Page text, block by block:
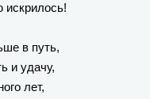
искрилось!
в путь,
и удачу,
лет,